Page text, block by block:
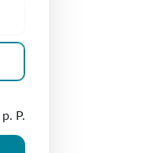
p. P.